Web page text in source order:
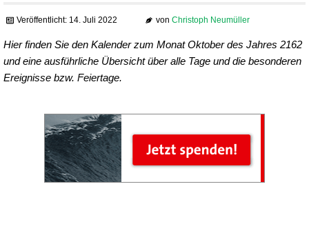
Veröffentlicht: 14. Juli 2022 von Christoph Neumüller
Hier finden Sie den Kalender zum Monat Oktober des Jahres 2162
und eine ausführliche Übersicht über alle Tage und die besonderen
Ereignisse bzw. Feiertage.